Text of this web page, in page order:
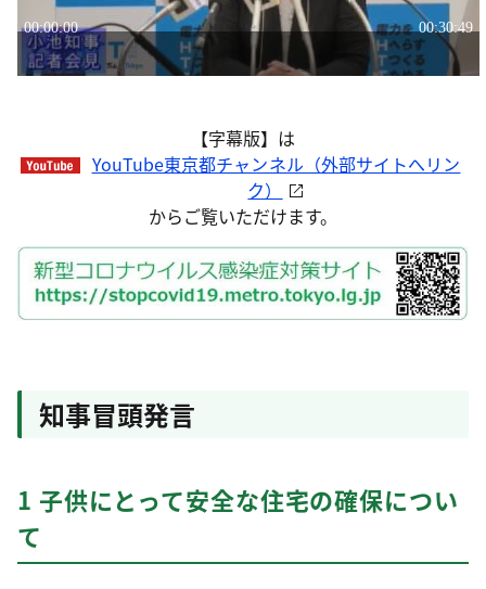
【字幕版】は
YouTube東京都チャンネル（外部サイトへリン
ク）
からご覧いただけます。
知事冒頭発言
1 子供にとって安全な住宅の確保につい
て